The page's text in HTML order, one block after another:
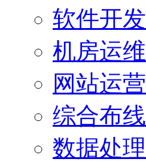
软件开发
机房运维
网站运营
综合布线
数据处理